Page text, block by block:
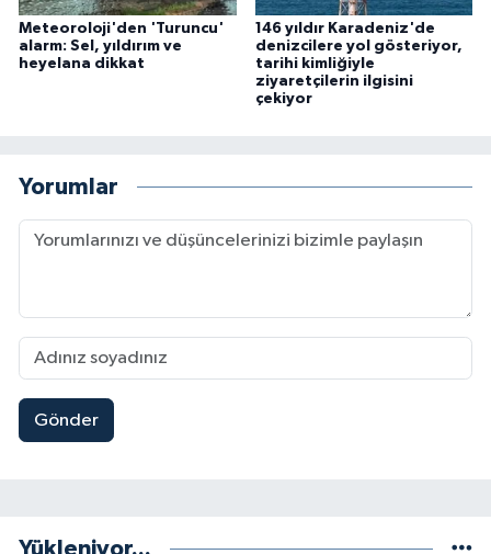
Meteoroloji'den 'Turuncu'
alarm: Sel, yıldırım ve
heyelana dikkat
146 yıldır Karadeniz'de
denizcilere yol gösteriyor,
tarihi kimliğiyle
ziyaretçilerin ilgisini
çekiyor
Yorumlar
Gönder
Yükleniyor...